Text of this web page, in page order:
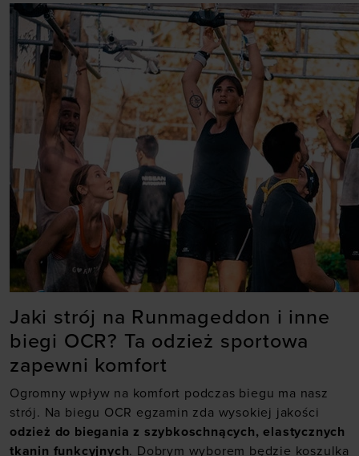
Jaki strój na Runmageddon i inne
biegi OCR? Ta odzież sportowa
zapewni komfort
Ogromny wpływ na komfort podczas biegu ma nasz
strój. Na biegu OCR egzamin zda wysokiej jakości
odzież do biegania z szybkoschnących, elastycznych
tkanin funkcyjnych. Dobrym wyborem będzie koszulka